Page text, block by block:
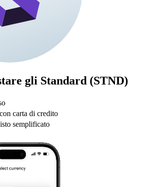
gli Standard (STND)
carta di credito
semplificato